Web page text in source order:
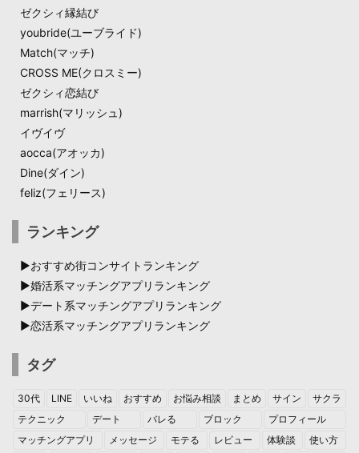
ゼクシィ縁結び
youbride(ユーブライド)
Match(マッチ)​
CROSS ME(クロスミー)
ゼクシィ恋結び​
marrish(マリッシュ)
イヴイヴ
aocca(アオッカ)
Dine(ダイン)​
feliz(フェリース)
ランキング
▶︎おすすめ街コンサイトランキング
▶︎婚活系マッチングアプリランキング
▶︎デート系マッチングアプリランキング
▶︎恋活系マッチングアプリランキング
タグ
30代 LINE いいね おすすめ お悩み相談 まとめ サイン
サクラ
テクニック
デート バレる ブロック
プロフィール
マッチングアプリ
メッセージ モテる レビュー 体験談 使い方